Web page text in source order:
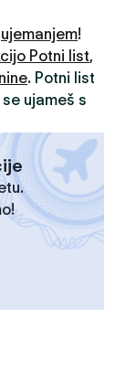
ujemanjem!
Potni list,
. Potni list
ujameš s